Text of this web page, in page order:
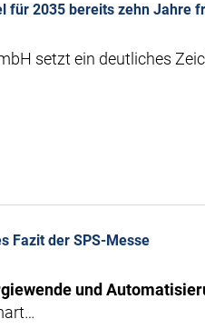
für 2035 bereits zehn Jahre
setzt ein deutliches
Fazit der SPS-Messe
und